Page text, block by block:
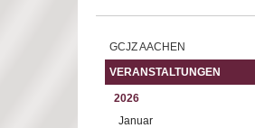
GCJZ AACHEN
VERANSTALTUNGEN
2026
Januar